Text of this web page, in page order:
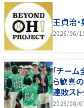
王貞治
2026/06/
「チー
ら歓喜
連敗スト
2026/08/